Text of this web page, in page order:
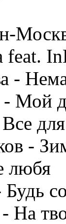
feat.
-
Мой
для
-
любя
На